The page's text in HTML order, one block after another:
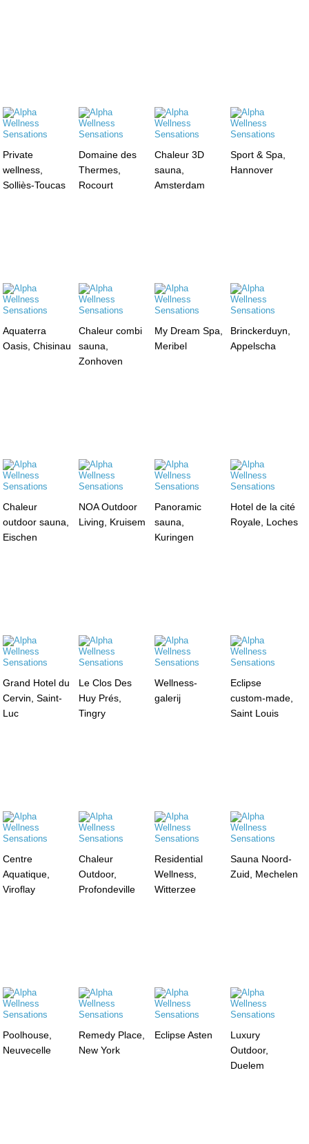
Private
wellness,
Solliès-Toucas
Domaine des
Thermes,
Rocourt
Chaleur 3D
sauna,
Amsterdam
Sport & Spa,
Hannover
Aquaterra
Oasis, Chisinau
Chaleur combi
sauna,
Zonhoven
My Dream Spa,
Meribel
Brinckerduyn,
Appelscha
Chaleur
outdoor sauna,
Eischen
NOA Outdoor
Living, Kruisem
Panoramic
sauna,
Kuringen
Hotel de la cité
Royale, Loches
Grand Hotel du
Cervin, Saint-
Luc
Le Clos Des
Huy Prés,
Tingry
Wellness-
galerij
Eclipse
custom-made,
Saint Louis
Centre
Aquatique,
Viroflay
Chaleur
Outdoor,
Profondeville
Residential
Wellness,
Witterzee
Sauna Noord-
Zuid, Mechelen
Poolhouse,
Neuvecelle
Remedy Place,
New York
Eclipse Asten
Luxury
Outdoor,
Duelem